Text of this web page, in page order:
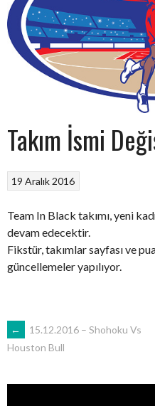
Takım İsmi
19 Aralık 2016
Team In Black takımı, yeni
devam edecektir.
Fikstür, takımlar sayfası ve
güncellemeler yapılıyor.
POST
NAVIGATION
←
15.12.2016 – Shohoku Vs
Houston Bull